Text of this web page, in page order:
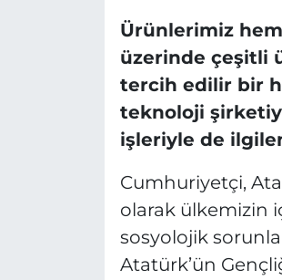
Ürünlerimiz
üzerinde çeşitli
tercih edilir bir
teknoloji
işleriyle de
Cumhuriyetçi,
olarak ülkemizin
sosyolojik
Atatürk’ün